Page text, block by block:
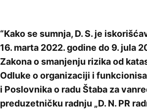
“Kako se sumnja, D. S. je
16. marta 2022. godine do 9. jula
Zakona o smanjenju rizika od
Odluke o organizaciji i
i Poslovnika o radu Štaba za
preduzetničku radnju „D. N. PR